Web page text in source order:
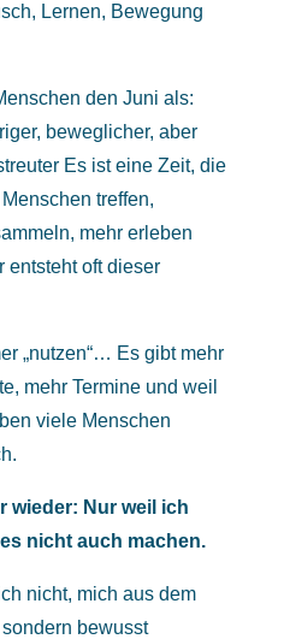
Lernen, Bewegung
den Juni als:
beweglicher, aber
Es ist eine Zeit, die
treffen,
mehr erleben
entsteht oft dieser
„nutzen“… Es gibt mehr
mehr Termine und weil
viele Menschen
wieder: Nur weil ich
nicht auch machen.
nicht, mich aus dem
bewusst